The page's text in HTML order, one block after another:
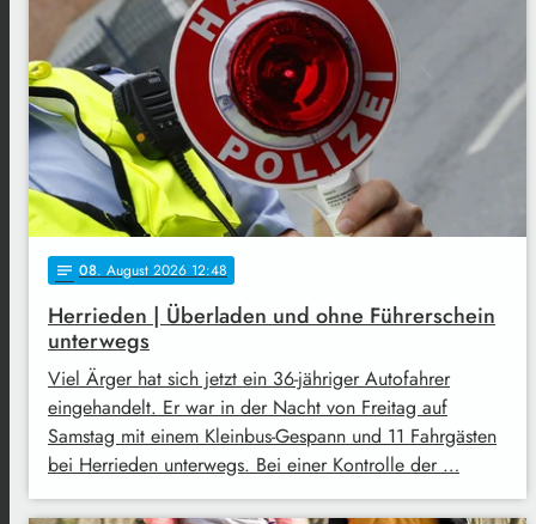
notes 08. August 2026 12:48
Herrieden | Überladen und ohne Führerschein
unterwegs
Viel Ärger hat sich jetzt ein 36-jähriger Autofahrer
eingehandelt. Er war in der Nacht von Freitag auf
Samstag mit einem Kleinbus-Gespann und 11 Fahrgästen
bei Herrieden unterwegs. Bei einer Kontrolle der …